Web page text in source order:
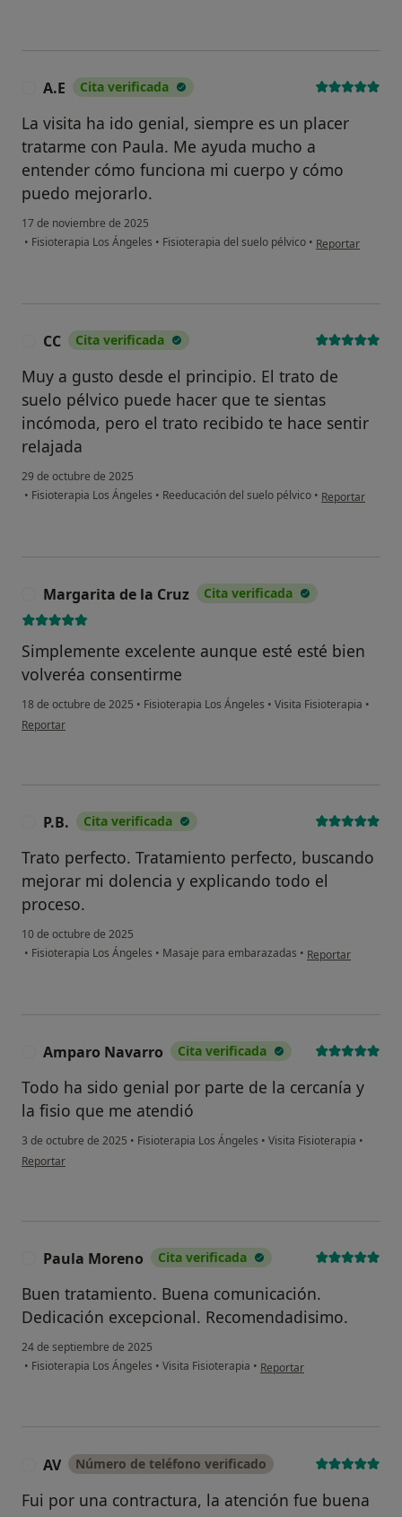
A.E Cita verificada
La visita ha ido genial, siempre es un placer
tratarme con Paula. Me ayuda mucho a
entender cómo funciona mi cuerpo y cómo
puedo mejorarlo.
17 de noviembre de 2025
• Fisioterapia Los Ángeles • Fisioterapia del suelo pélvico • en opinión del
Reportar
CC Cita verificada
Muy a gusto desde el principio. El trato de
suelo pélvico puede hacer que te sientas
incómoda, pero el trato recibido te hace sentir
relajada
29 de octubre de 2025
• Fisioterapia Los Ángeles • Reeducación del suelo pélvico • en opinión del
Reportar
Margarita de la Cruz Cita verificada
Simplemente excelente aunque esté esté bien
volveréa consentirme
18 de octubre de 2025 • Fisioterapia Los Ángeles • Visita Fisioterapia •
en opinión del usuario Margarita de la Cruz
Reportar
P.B. Cita verificada
Trato perfecto. Tratamiento perfecto, buscando
mejorar mi dolencia y explicando todo el
proceso.
10 de octubre de 2025
• Fisioterapia Los Ángeles • Masaje para embarazadas • en opinión del
Reportar
Amparo Navarro Cita verificada
Todo ha sido genial por parte de la cercanía y
la fisio que me atendió
3 de octubre de 2025 • Fisioterapia Los Ángeles • Visita Fisioterapia •
en opinión del usuario Amparo Navarro
Reportar
Paula Moreno Cita verificada
Buen tratamiento. Buena comunicación.
Dedicación excepcional. Recomendadisimo.
24 de septiembre de 2025
• Fisioterapia Los Ángeles • Visita Fisioterapia • en opinión del usuario
Reportar
AV Número de teléfono verificado
Fui por una contractura, la atención fue buena